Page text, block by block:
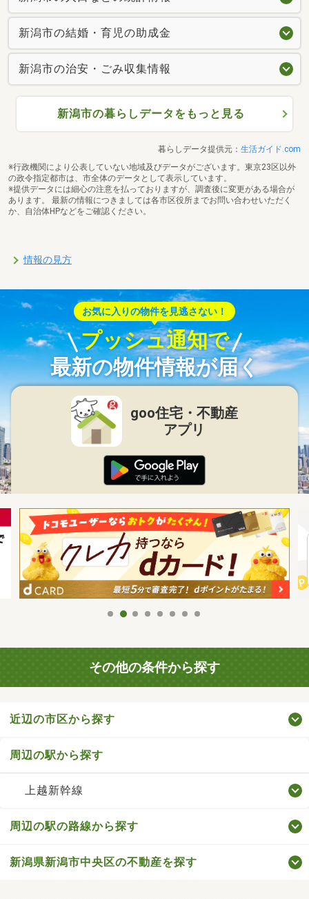
新潟市の結婚・育児の助成金
新潟市の治安・ごみ収集情報
新潟市の暮らしデータをもっと見る
暮らしデータ提供元： 生活ガイド.com
※行政機関により公表していない地域及びデータがございます。東京23区以外
の政令指定都市は、市全体のデータとして表示しています。
※提供データには細心の注意を払っておりますが、調査後に変更がある場合が
あります。 最新の情報につきましては各市区役所までお問い合わせいただく
か、自治体HPなどをご確認ください。
情報の見方
お気に入りの物件を見逃さない！
プッシュ通知で
最新の物件情報が届く
goo住宅・不動産
アプリ
その他の条件から探す
近辺の市区から探す
周辺の駅から探す
上越新幹線
周辺の駅の路線から探す
新潟県新潟市中央区の不動産を探す